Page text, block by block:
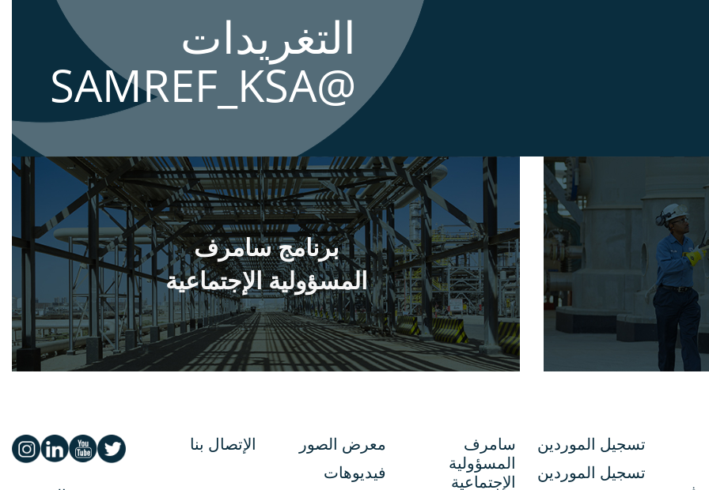
التغريدات
@SAMREF_KSA
برنامج سامرف
المسؤولية الإجتماعية
تسجيل الموردين
تسجيل الموردين
سامرف
المسؤولية
الإجتماعية
معرض الصور
فيديوهات
الإتصال بنا